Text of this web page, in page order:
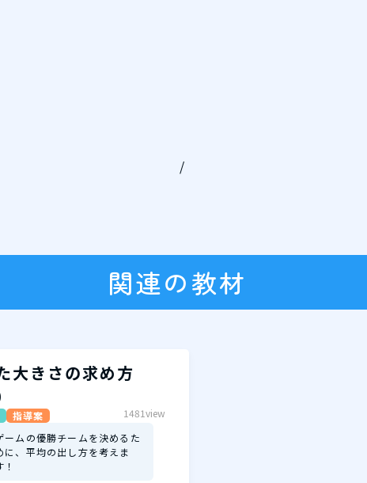
/
関連の教材
大きさの求め方
指導案
1481view
ームの優勝チームを決めるた
に、平均の出し方を考えま
！